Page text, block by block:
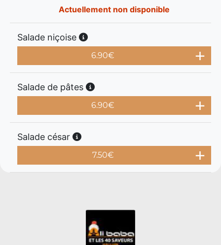
Actuellement non disponible
Salade niçoise
6.90€
Salade de pâtes
6.90€
Salade césar
7.50€